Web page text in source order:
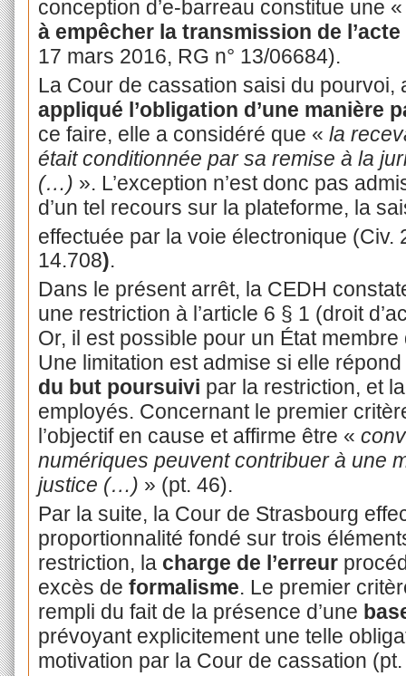
conception d’e-barreau constitue une
à empêcher la transmission de l’acte
17 mars 2016, RG n° 13/06684).
La Cour de cassation saisi du
appliqué l’obligation d’une manière
ce faire, elle a considéré que « la
était conditionnée par sa remise à la
(…) ». L’exception n’est donc pas
d’un tel recours sur la plateforme, la
effectuée par la voie électronique (Civ.
14.708).
Dans le présent arrêt, la CEDH
une restriction à l’article 6 § 1 (droit
Or, il est possible pour un État
Une limitation est admise si elle
du but poursuivi par la restriction, et
employés. Concernant le premier
l’objectif en cause et affirme être «
numériques peuvent contribuer à une
justice (…) » (pt. 46).
Par la suite, la Cour de Strasbourg
proportionnalité fondé sur trois
restriction, la charge de l’erreur
excès de formalisme. Le premier
rempli du fait de la présence d’une
prévoyant explicitement une telle
motivation par la Cour de cassation